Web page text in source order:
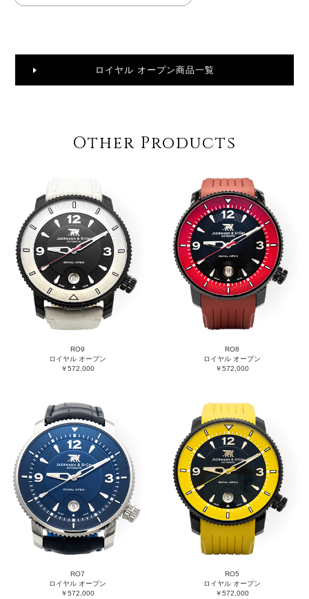
ロイヤル オープン商品一覧
Other Products
RO9
ロイヤル オープン
￥572,000
RO8
ロイヤル オープン
￥572,000
RO7
ロイヤル オープン
￥572,000
RO5
ロイヤル オープン
￥572,000